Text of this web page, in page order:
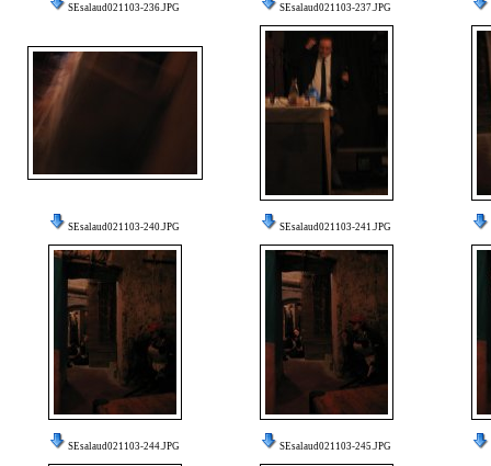
SEsalaud021103-236.JPG SEsalaud021103-237.JPG
SEsalaud021103-240.JPG SEsalaud021103-241.JPG
SEsalaud021103-244.JPG SEsalaud021103-245.JPG